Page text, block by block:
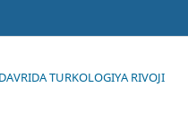
TURKOLOGIYA RIVOJI